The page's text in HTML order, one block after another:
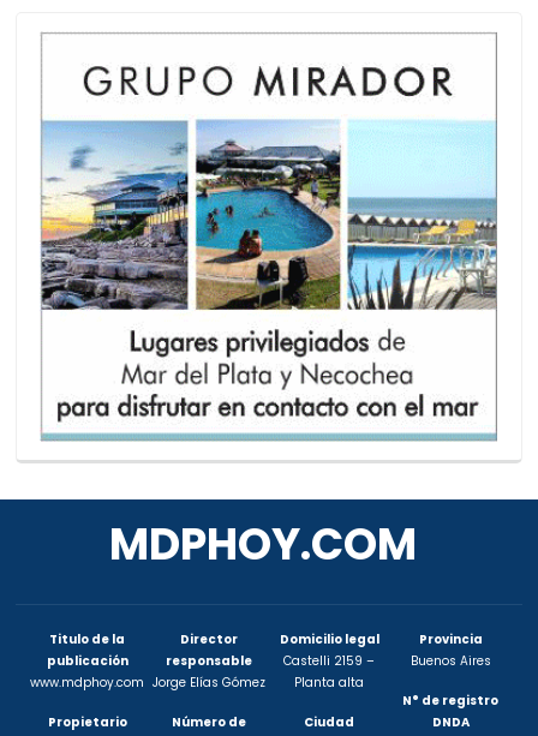
MDPHOY.COM
Titulo de la
publicación
www.mdphoy.com
Propietario
Director
responsable
Jorge Elías Gómez
Número de
Domicilio legal
Castelli 2159 –
Planta alta
Ciudad
Provincia
Buenos Aires
N° de registro
DNDA